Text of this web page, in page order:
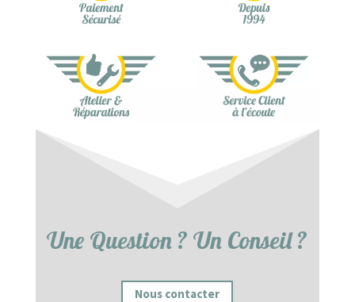
Une Question ? Un Conseil ?
Nous contacter